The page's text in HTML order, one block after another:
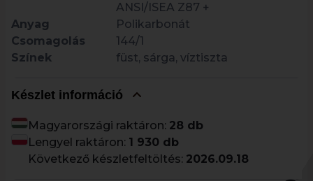
ANSI/ISEA Z87 +
Anyag
Polikarbonát
Csomagolás
144/1
Színek
füst, sárga, víztiszta
Készlet információ
Magyarországi raktáron: 28 db
Lengyel raktáron: 1 930 db
Következő készletfeltöltés: 2026.09.18